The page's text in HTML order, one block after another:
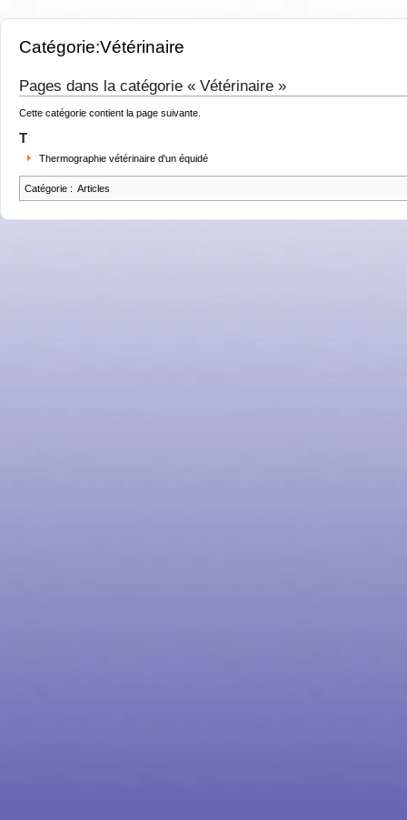
Catégorie:Vétérinaire
Pages dans la catégorie « Vétérinaire »
Cette catégorie contient la page suivante.
T
Thermographie vétérinaire d'un équidé
Catégorie : Articles